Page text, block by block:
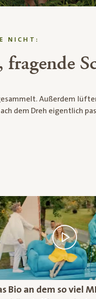
NICHT:
dem Dreh eigentlich
Bio an dem so viel